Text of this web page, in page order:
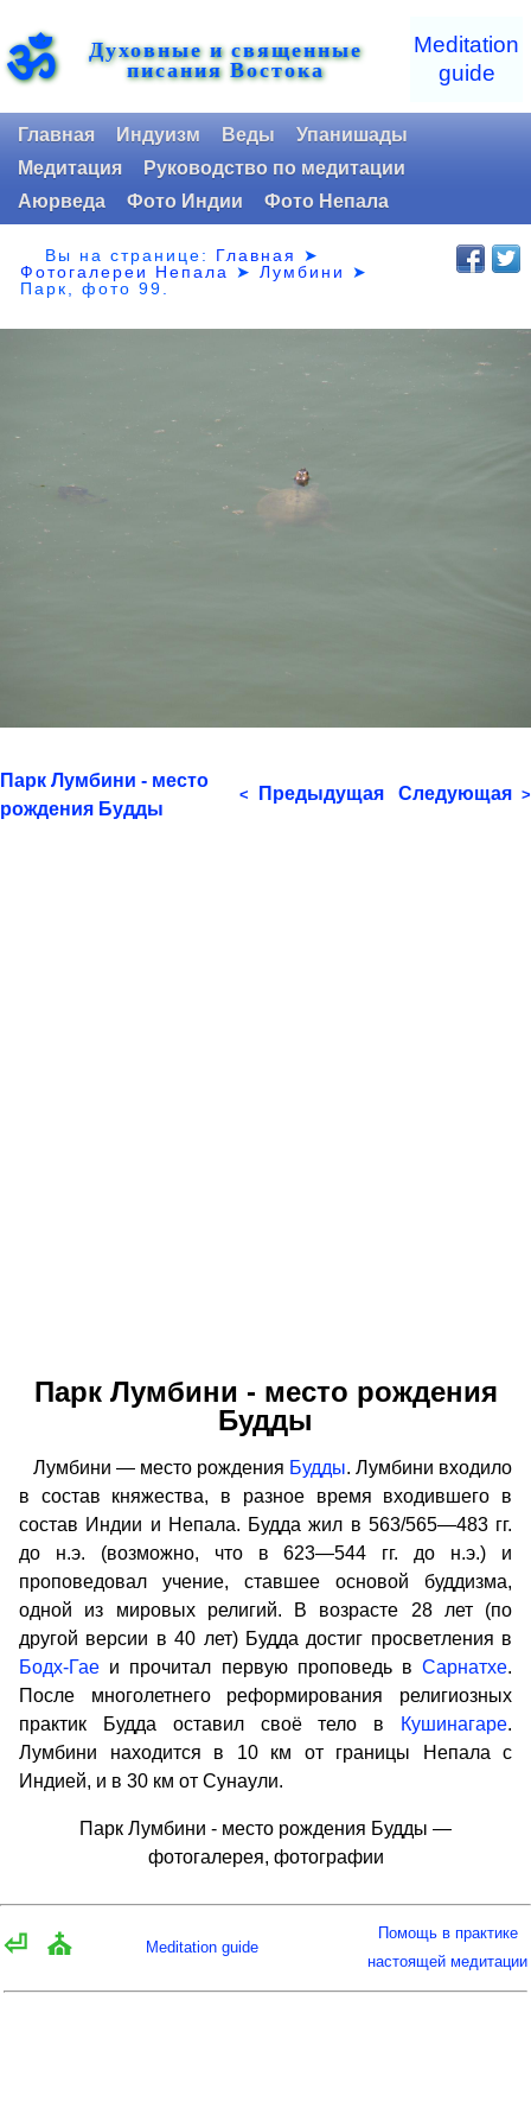
ॐ Духовные и священные
писания Востока
Meditation
guide
Главная Индуизм Веды
Упанишады
Медитация
Руководство по медитации
Аюрведа
Фото Индии Фото Непала
Вы на странице: Главная
➤
Фотогалереи Непала
➤Лумбини
➤
Парк,фото 99.
Парк Лумбини - место
рождения Будды
< Предыдущая Следующая >
Парк Лумбини - место рождения
Будды
Лумбини — место рождения Будды. Лумбини входило
в состав княжества, в разное время входившего в
состав Индии и Непала. Будда жил в 563/565—483 гг.
до н.э. (возможно, что в 623—544 гг. до н.э.) и
проповедовал учение, ставшее основой буддизма,
одной из мировых религий. В возрасте 28 лет (по
другой версии в 40 лет) Будда достиг просветления в
Бодх-Гае и прочитал первую проповедь в Сарнатхе.
После многолетнего реформирования религиозных
практик Будда оставил своё тело в
Кушинагаре.
Лумбини находится в 10 км от границы Непала с
Индией, и в 30 км от Сунаули.
Парк Лумбини - место рождения Будды —
фотогалерея, фотографии
⏎ ⛪ Meditation guide
Помощь в практике
настоящей медитации